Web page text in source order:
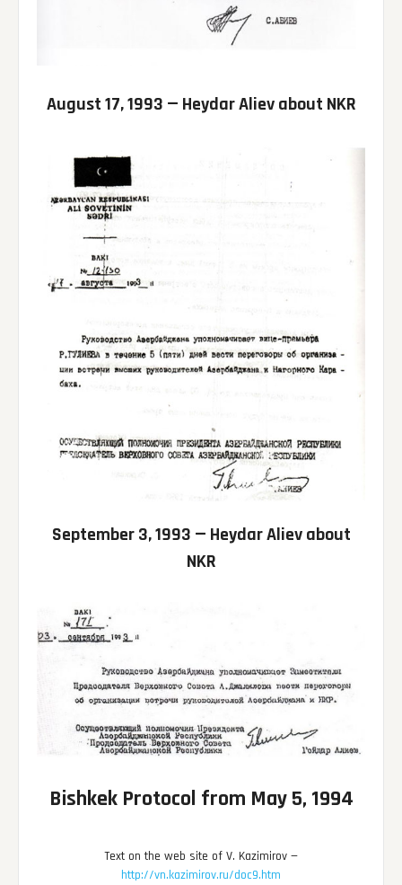
August 17, 1993 — Heydar Aliev about NKR
September 3, 1993 — Heydar Aliev about
NKR
Bishkek Protocol from May 5, 1994
Text on the web site of V. Kazimirov —
http://vn.kazimirov.ru/doc9.htm